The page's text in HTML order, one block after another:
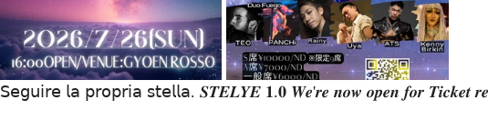
𝖲𝖾𝗀𝗎𝗂𝗋𝖾 𝗅𝖺 𝗉𝗋𝗈𝗉𝗋𝗂𝖺 𝗌𝗍𝖾𝗅𝗅𝖺. 𝑺𝑻𝑬𝑳𝒀𝑬 𝟏.𝟎 𝑾𝒆'𝒓𝒆 𝒏𝒐𝒘 𝒐𝒑𝒆𝒏 𝒇𝒐𝒓 𝑻𝒊𝒄𝒌𝒆𝒕